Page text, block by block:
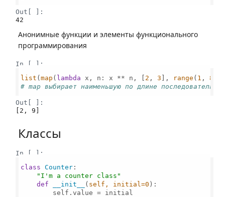
Out[ ]:
42
Анонимные функции и элементы функционального
программирования
In [ ]:
list (map ( lambda x, n: x ** n, [ 2 , 3 ], range ( 1 , 8
# map выбирает наименьшую по длине
Out[ ]:
[2, 9]
Классы
In [ ]:
class
Counter :
"I'm a counter class"
def
__init__ ( self, initial=0 ):
        self.value = initial